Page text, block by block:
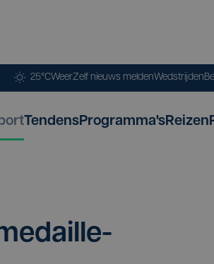
25°CWeerZelf nieuws meldenWedstrijden
TendensProgramma'sReizen